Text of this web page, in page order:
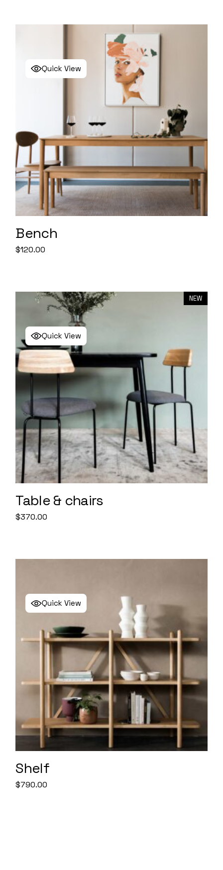
Quick View
Bench
$120.00
NEW
Quick View
Table & chairs
$370.00
Quick View
Shelf
$790.00